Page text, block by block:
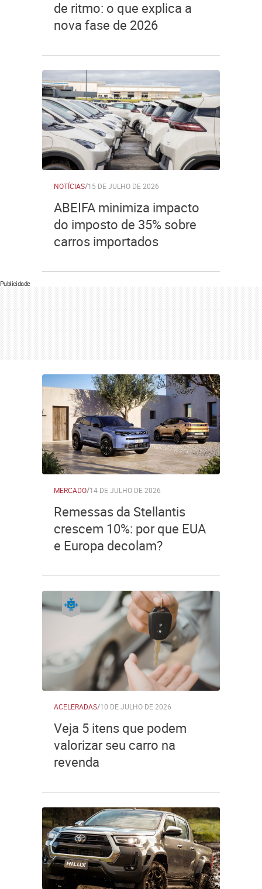
de ritmo: o que explica a
nova fase de 2026
NOTÍCIAS/15 DE JULHO DE 2026
ABEIFA minimiza impacto
do imposto de 35% sobre
carros importados
Publicidade
MERCADO/14 DE JULHO DE 2026
Remessas da Stellantis
crescem 10%: por que EUA
e Europa decolam?
ACELERADAS/10 DE JULHO DE 2026
Veja 5 itens que podem
valorizar seu carro na
revenda